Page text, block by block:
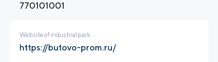
770101001
Website of industrial park
https://butovo-prom.ru/